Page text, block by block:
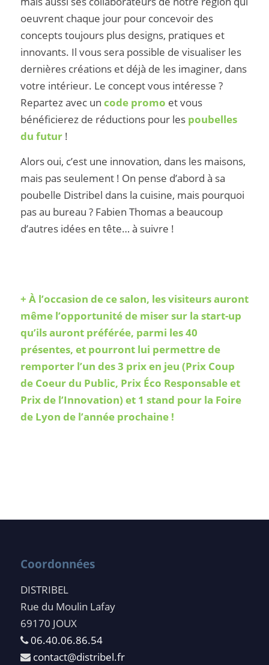
oeuvrent chaque jour pour concevoir des
concepts toujours plus designs, pratiques et
innovants. Il vous sera possible de visualiser les
dernières créations et déjà de les imaginer, dans
votre intérieur. Le concept vous intéresse ?
Repartez avec un code promo et vous
bénéficierez de réductions pour les poubelles
du futur!
Alors oui, c’est une innovation, dans les maisons,
mais pas seulement ! On pense d’abord à sa
poubelle Distribel dans la cuisine, mais pourquoi
pas au bureau ? Fabien Thomas a beaucoup
d’autres idées en tête… à suivre !
+ À l’occasion de ce salon, les visiteurs auront
même l’opportunité de miser sur la start-up
qu’ils auront préférée, parmi les 40
présentes, et pourront lui permettre de
remporter l’un des 3 prix en jeu (Prix Coup
de Coeur du Public, Prix Éco Responsable et
Prix de l’Innovation) et 1 stand pour la Foire
de Lyon de l’année prochaine !
Coordonnées
DISTRIBEL
Rue du Moulin Lafay
69170 JOUX
06.40.06.86.54
contact@distribel.fr